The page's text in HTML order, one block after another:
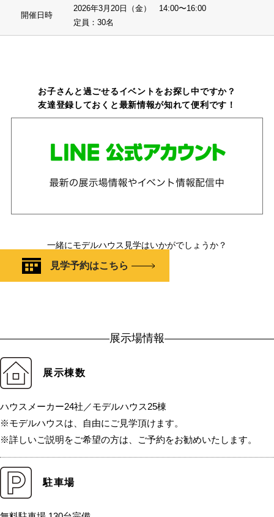
開催日時
2026年3月20日（金） 14:00〜16:00
定員：30名
お子さんと過ごせるイベントをお探し中ですか？
友達登録しておくと最新情報が知れて便利です！
一緒にモデルハウス見学はいかがでしょうか？
見学予約はこちら
展示場情報
展示棟数
ハウスメーカー24社／モデルハウス25棟
※モデルハウスは、自由にご見学頂けます。
※詳しいご説明をご希望の方は、ご予約をお勧めいたします。
駐車場